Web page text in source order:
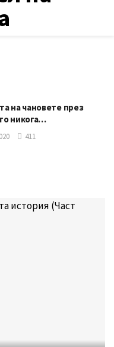
на чановете през
никога…
411